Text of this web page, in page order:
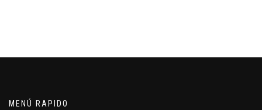
MENÚ RAPIDO